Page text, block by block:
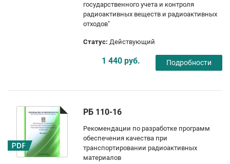
государственного учета и контроля
радиоактивных веществ и радиоактивных
отходов"
Статус: Действующий
1 440 руб. Подробности
РБ 110-16
Рекомендации по разработке программ
обеспечения качества при
транспортировании радиоактивных
материалов